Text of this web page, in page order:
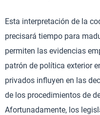
Esta interpretación de la
precisará tiempo para
permiten las evidencias
patrón de política exterior
privados influyen en las
de los procedimientos de
Afortunadamente, los